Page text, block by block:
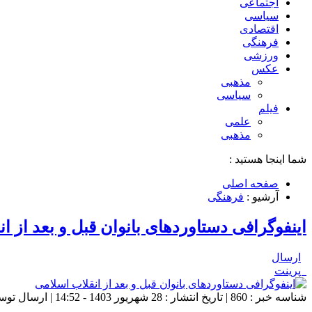
اجتماعی
سیاسی
اقتصادی
فرهنگی
ورزشی
عکس
مذهبی
سیاسی
فیلم
علمی
مذهبی
شما اینجا هستید :
صفحه اصلی
آرشیو : فرهنگی
اینفوگرافی دستاوردهای بانوان قبل و بعد از
ارسال
پرینت
شناسه خبر : 860 | تاریخ انتشار : 28 شهریور 1403 - 14:52 | ارسال توسط :